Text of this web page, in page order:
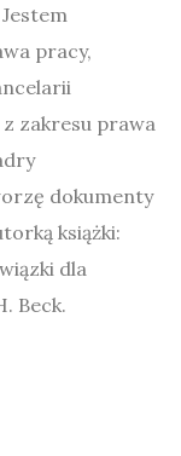
pracy,
zakresu prawa
dokumenty
książki:
dla
Beck.